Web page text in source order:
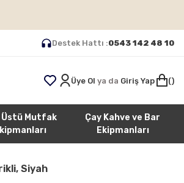
Destek Hattı :0543 142 48 10
Üye Ol ya da Giriş Yap
Mutfak
Çay Kahve ve Bar
Ekipmanları
Siyah